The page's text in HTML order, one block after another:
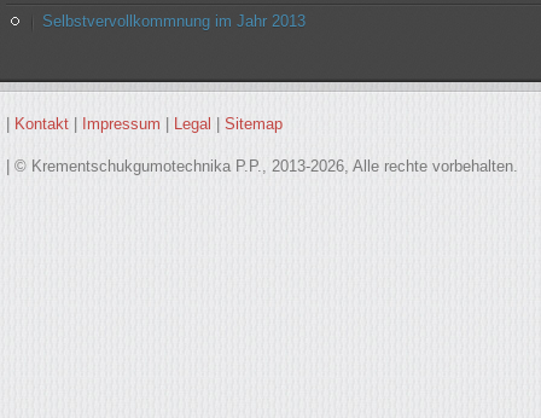
Selbstvervollkommnung im Jahr 2013
Kontakt Impressum Legal Sitemap
| © Krementschukgumotechnika P.P., 2013-2026, Alle rechte vorbehalten.